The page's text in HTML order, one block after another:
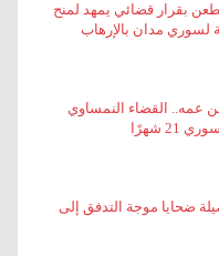
بقرار قضائي يمهد لمنح
لسوري مدان بالإرهاب
عمه.. القضاء النمساوي
شهرًا
ضحايا موجة التدفق إلى